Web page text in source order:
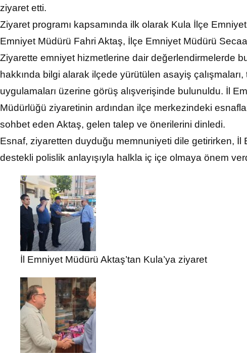
ziyaret etti.
Ziyaret programı kapsamında ilk olarak Kula İlçe
Emniyet Müdürü Fahri Aktaş, İlçe Emniyet Müdürü
Ziyarette emniyet hizmetlerine dair değerlendirmelerde
hakkında bilgi alarak ilçede yürütülen asayiş
uygulamaları üzerine görüş alışverişinde bulunuldu. İl
Müdürlüğü ziyaretinin ardından ilçe merkezindeki
sohbet eden Aktaş, gelen talep ve önerilerini dinledi.
Esnaf, ziyaretten duyduğu memnuniyeti dile getirirken, İl
destekli polislik anlayışıyla halkla iç içe olmaya önem
İl Emniyet Müdürü Aktaş’tan Kula’ya ziyaret